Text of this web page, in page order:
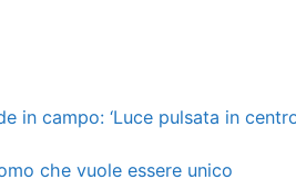
in campo: ‘Luce pulsata in
che vuole essere unico